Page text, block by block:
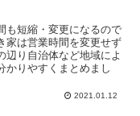
も短縮・変更になるので
家は営業時間を変更せず
辺り自治体など地域によ
かりやすくまとめまし
2021.01.12